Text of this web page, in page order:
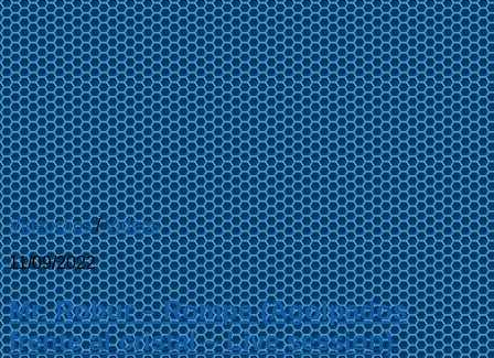
Videoclips/Videos
11/09/2022
Mr. Robur – Rompe (Agolpados
frente al cristal – Live session)